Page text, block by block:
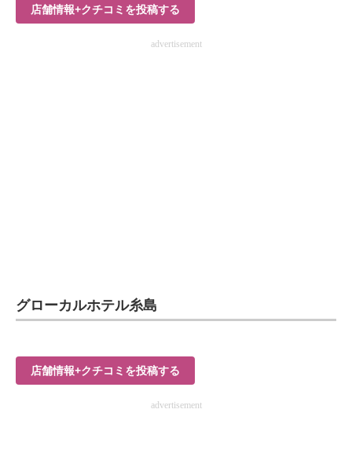
ちょっと気になるネットの話題
店舗情報+クチコミを投稿する
advertisement
グローカルホテル糸島
店舗情報+クチコミを投稿する
advertisement